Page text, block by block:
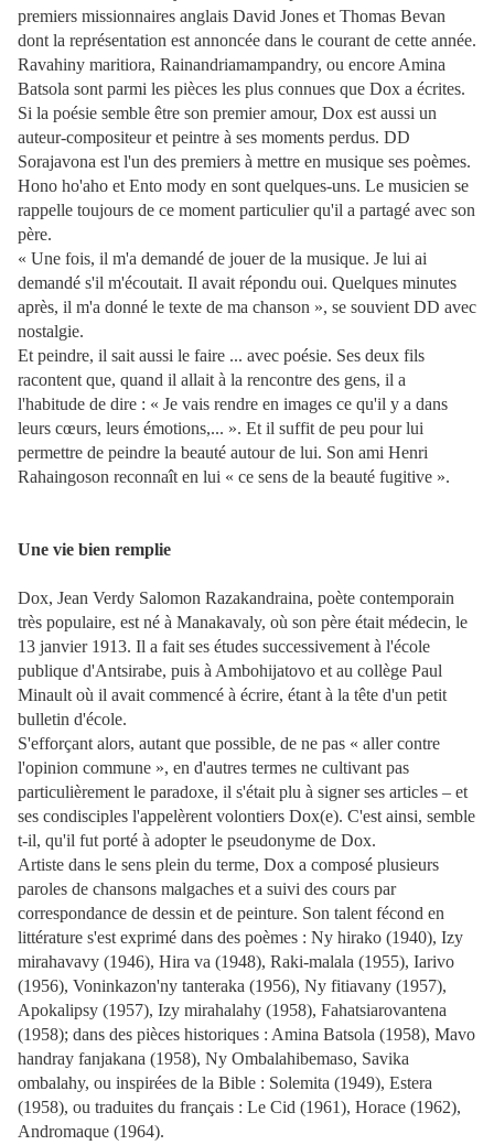
premiers missionnaires anglais David Jones et Thomas Bevan
dont la représentation est annoncée dans le courant de cette année.
Ravahiny maritiora, Rainandriamampandry, ou encore Amina
Batsola sont parmi les pièces les plus connues que Dox a écrites.
Si la poésie semble être son premier amour, Dox est aussi un
auteur-compositeur et peintre à ses moments perdus. DD
Sorajavona est l'un des premiers à mettre en musique ses poèmes.
Hono ho'aho et Ento mody en sont quelques-uns. Le musicien se
rappelle toujours de ce moment particulier qu'il a partagé avec son
père.
« Une fois, il m'a demandé de jouer de la musique. Je lui ai
demandé s'il m'écoutait. Il avait répondu oui. Quelques minutes
après, il m'a donné le texte de ma chanson », se souvient DD avec
nostalgie.
Et peindre, il sait aussi le faire ... avec poésie. Ses deux fils
racontent que, quand il allait à la rencontre des gens, il a
l'habitude de dire : « Je vais rendre en images ce qu'il y a dans
leurs cœurs, leurs émotions,... ». Et il suffit de peu pour lui
permettre de peindre la beauté autour de lui. Son ami Henri
Rahaingoson reconnaît en lui « ce sens de la beauté fugitive ».
Une vie bien remplie
Dox, Jean Verdy Salomon Razakandraina, poète contemporain
très populaire, est né à Manakavaly, où son père était médecin, le
13 janvier 1913. Il a fait ses études successivement à l'école
publique d'Antsirabe, puis à Ambohijatovo et au collège Paul
Minault où il avait commencé à écrire, étant à la tête d'un petit
bulletin d'école.
S'efforçant alors, autant que possible, de ne pas « aller contre
l'opinion commune », en d'autres termes ne cultivant pas
particulièrement le paradoxe, il s'était plu à signer ses articles – et
ses condisciples l'appelèrent volontiers Dox(e). C'est ainsi, semble
t-il, qu'il fut porté à adopter le pseudonyme de Dox.
Artiste dans le sens plein du terme, Dox a composé plusieurs
paroles de chansons malgaches et a suivi des cours par
correspondance de dessin et de peinture. Son talent fécond en
littérature s'est exprimé dans des poèmes : Ny hirako (1940), Izy
mirahavavy (1946), Hira va (1948), Raki-malala (1955), Iarivo
(1956), Voninkazon'ny tanteraka (1956), Ny fitiavany (1957),
Apokalipsy (1957), Izy mirahalahy (1958), Fahatsiarovantena
(1958); dans des pièces historiques : Amina Batsola (1958), Mavo
handray fanjakana (1958), Ny Ombalahibemaso, Savika
ombalahy, ou inspirées de la Bible : Solemita (1949), Estera
(1958), ou traduites du français : Le Cid (1961), Horace (1962),
Andromaque (1964).